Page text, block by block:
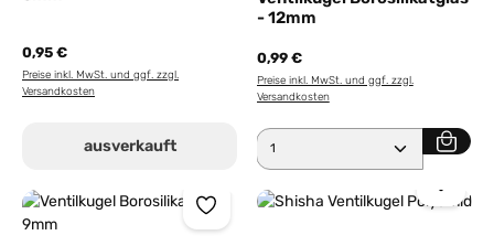
0,95 €
Preise inkl. MwSt. und ggf. zzgl.
Versandkosten
ausverkauft
- 12mm
0,99 €
Preise inkl. MwSt. und ggf. zzgl.
Versandkosten
Produkt Anzahl: Gib den